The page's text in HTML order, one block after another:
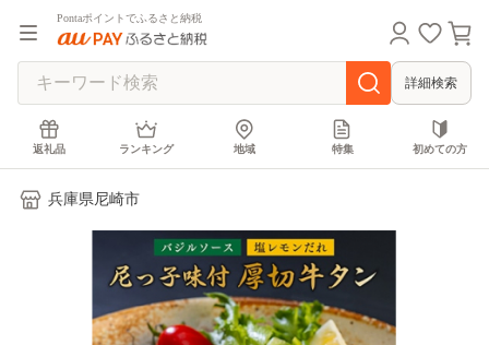
Pontaポイントでふるさと納税
詳細検索
返礼品 ランキング 地域 特集 初めての方
兵庫県尼崎市